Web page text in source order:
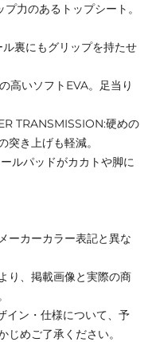
力のあるトップシート。
裏にもグリップを持たせ
高いソフトEVA。足当り
TRANSMISSION:硬めの
き上げも軽減。
ルパッドがカカトや脚に
ーカーカラー表記と異な
り、掲載画像と実際の商
イン・仕様について、予
めご了承ください。